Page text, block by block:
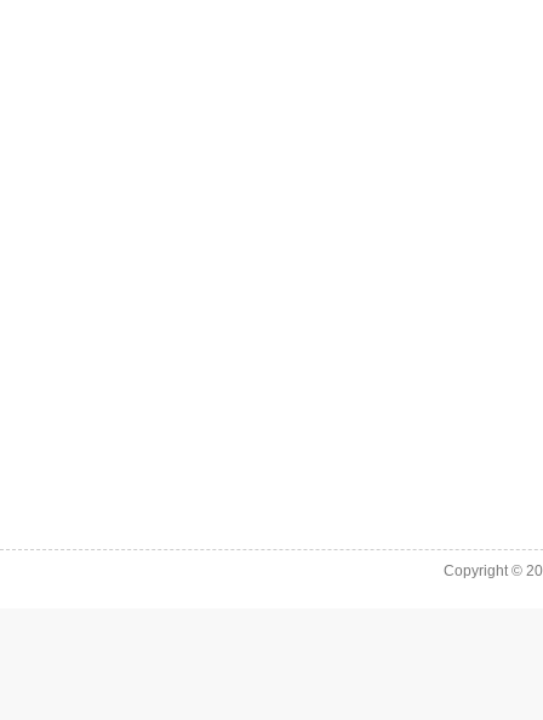
Copyright ©